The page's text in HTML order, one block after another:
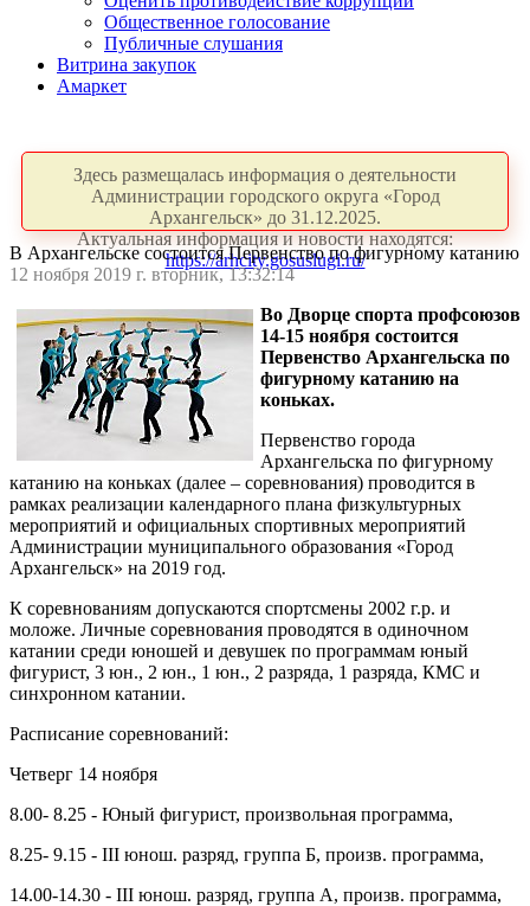
Общественное голосование
Публичные слушания
Витрина закупок
Амаркет
Здесь размещалась информация о деятельности
Администрации городского округа «Город
Архангельск» до 31.12.2025.
Актуальная информация и новости находятся:
https://arhcity.gosuslugi.ru/
В Архангельске состоится Первенство по фигурному катанию
12 ноября 2019 г. вторник, 13:32:14
Во Дворце спорта профсоюзов
14-15 ноября состоится
Первенство Архангельска по
фигурному катанию на
коньках.
Первенство города
Архангельска по фигурному
катанию на коньках (далее – соревнования) проводится в
рамках реализации календарного плана физкультурных
мероприятий и официальных спортивных мероприятий
Администрации муниципального образования «Город
Архангельск» на 2019 год.
К соревнованиям допускаются спортсмены 2002 г.р. и
моложе. Личные соревнования проводятся в одиночном
катании среди юношей и девушек по программам юный
фигурист, 3 юн., 2 юн., 1 юн., 2 разряда, 1 разряда, КМС и
синхронном катании.
Расписание соревнований:
Четверг 14 ноября
8.00- 8.25 - Юный фигурист, произвольная программа,
8.25- 9.15 - III юнош. разряд, группа Б, произв. программа,
14.00-14.30 - III юнош. разряд, группа А, произв. программа,